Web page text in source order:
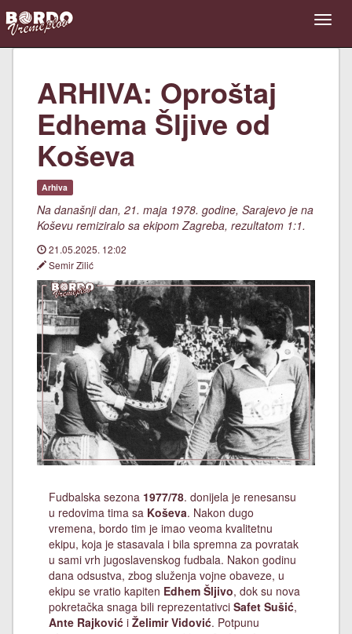
ARHIVA: Oproštaj
Edhema Šljive od
Koševa
Arhiva
Na današnji dan, 21. maja 1978. godine, Sarajevo je na
Koševu remiziralo sa ekipom Zagreba, rezultatom 1:1.
21.05.2025. 12:02
Semir Zilić
Fudbalska sezona 1977/78. donijela je renesansu
u redovima tima sa Koševa. Nakon dugo
vremena, bordo tim je imao veoma kvalitetnu
ekipu, koja je stasavala i bila spremna za povratak
u sami vrh jugoslavenskog fudbala. Nakon godinu
dana odsustva, zbog služenja vojne obaveze, u
ekipu se vratio kapiten Edhem Šljivo, dok su nova
pokretačka snaga bili reprezentativci Safet Sušić,
Ante Rajković i Želimir Vidović. Potpunu